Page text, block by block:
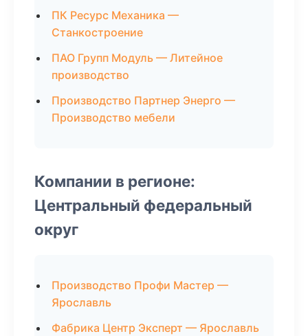
ПК Ресурс Механика —
Станкостроение
ПАО Групп Модуль — Литейное
производство
Производство Партнер Энерго —
Производство мебели
Компании в регионе:
Центральный федеральный
округ
Производство Профи Мастер —
Ярославль
Фабрика Центр Эксперт — Ярославль